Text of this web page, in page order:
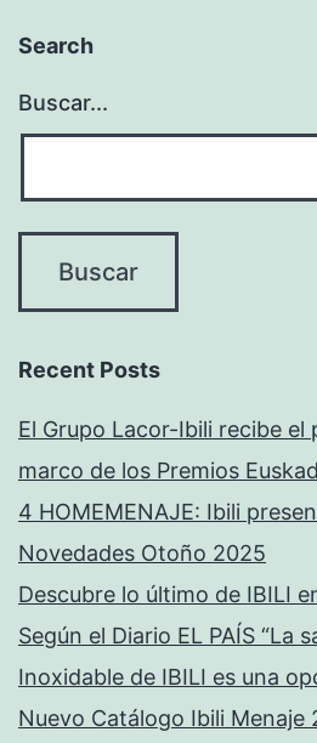
Search
Buscar...
Recent Posts
El Grupo Lacor-Ibili recibe el
marco de los Premios
4 HOMEMENAJE: Ibili
Novedades Otoño 2025
Descubre lo último de IBILI
Según el Diario EL PAÍS “La
Inoxidable de IBILI es una
Nuevo Catálogo Ibili Menaje